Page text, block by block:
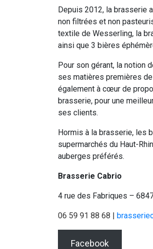
Depuis 2012, la brasserie
non filtrées et non
textile de Wesserling, la
ainsi que 3 bières
Pour son gérant, la notion
ses matières premières
également à cœur de
brasserie, pour une
ses clients.
Hormis à la brasserie, les
supermarchés du Haut-
auberges préférés.
Brasserie Cabrio
4 rue des Fabriques –
06 59 91 88 68 |
Facebook